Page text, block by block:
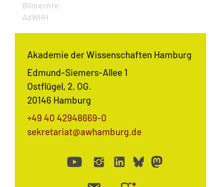
Bildrechte:
AdWHH
Akademie der Wissenschaften Hamburg
Edmund-Siemers-Allee 1
Ostflügel, 2. OG.
20146 Hamburg
+49 40 42948669-0
sekretariat@awhamburg.de